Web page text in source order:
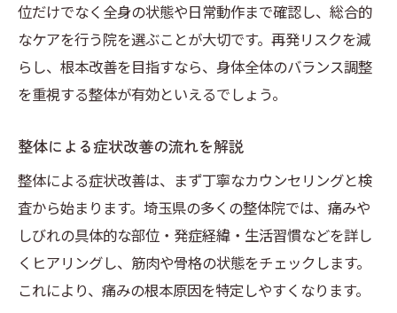
位だけでなく全身の状態や日常動作まで確認し、総合的
なケアを行う院を選ぶことが大切です。再発リスクを減
らし、根本改善を目指すなら、身体全体のバランス調整
を重視する整体が有効といえるでしょう。
整体による症状改善の流れを解説
整体による症状改善は、まず丁寧なカウンセリングと検
査から始まります。埼玉県の多くの整体院では、痛みや
しびれの具体的な部位・発症経緯・生活習慣などを詳し
くヒアリングし、筋肉や骨格の状態をチェックします。
これにより、痛みの根本原因を特定しやすくなります。